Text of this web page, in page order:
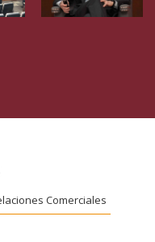
Comerciales